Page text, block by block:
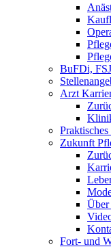
BuFDi,
Arzt
Praktisches
Zukunft
Über
Fort- und